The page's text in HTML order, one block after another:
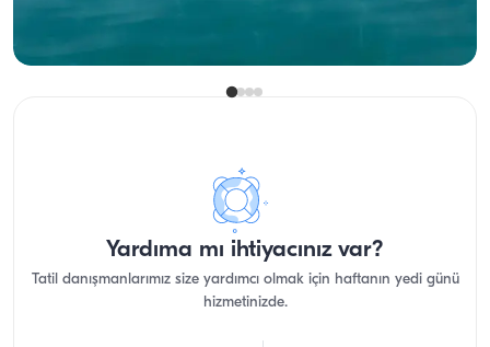
Yardıma mı ihtiyacınız var?
Tatil danışmanlarımız size yardımcı olmak için haftanın yedi günü
hizmetinizde.